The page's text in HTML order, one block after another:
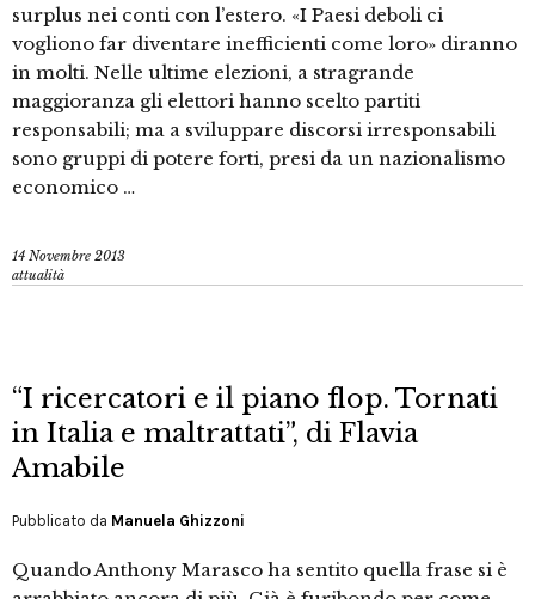
surplus nei conti con l’estero. «I Paesi deboli ci
vogliono far diventare inefficienti come loro» diranno
in molti. Nelle ultime elezioni, a stragrande
maggioranza gli elettori hanno scelto partiti
responsabili; ma a sviluppare discorsi irresponsabili
sono gruppi di potere forti, presi da un nazionalismo
economico …
14 Novembre 2013
attualità
“I ricercatori e il piano flop. Tornati
in Italia e maltrattati”, di Flavia
Amabile
Pubblicato da Manuela Ghizzoni
Quando Anthony Marasco ha sentito quella frase si è